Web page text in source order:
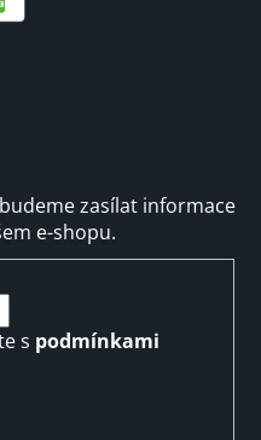
zasílat informace
e-shopu.
s podmínkami